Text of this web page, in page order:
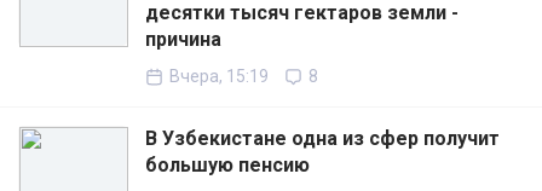
десятки тысяч гектаров земли -
причина
Вчера, 15:19 8
В Узбекистане одна из сфер получит
большую пенсию